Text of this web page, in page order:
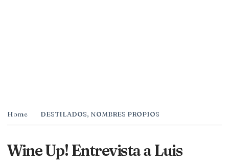
Home DESTILADOS, NOMBRES PROPIOS
Wine Up! Entrevista a Luis